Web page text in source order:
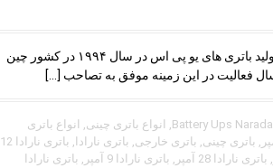
کمپانی نارادا در زمینه تولید باتری های یو پی اس در سال ۱۹۹۴ در کشور چین
Battery Ups Narada
, انواع باتری چینی,
انواع باتری
, باتری چینی, باتری خارجی, باتری نارادا ,
باتری نارادا 12
, باتری نارادا 28 آمپر , باتری نارادا 9 آمپر , باتری نارادا